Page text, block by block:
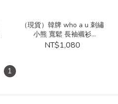
（現貨）韓牌 who a u 刺繡
小熊 寬鬆 長袖襯衫
WHYWG2311U
NT$1,080
1